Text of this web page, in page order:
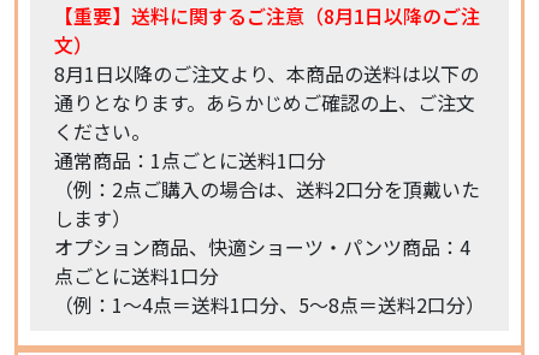
【重要】送料に関するご注意（8月1日以降のご注
文）
8月1日以降のご注文より、本商品の送料は以下の
通りとなります。あらかじめご確認の上、ご注文
ください。
通常商品：1点ごとに送料1口分
（例：2点ご購入の場合は、送料2口分を頂戴いた
します）
オプション商品、快適ショーツ・パンツ商品：4
点ごとに送料1口分
（例：1〜4点＝送料1口分、5〜8点＝送料2口分）